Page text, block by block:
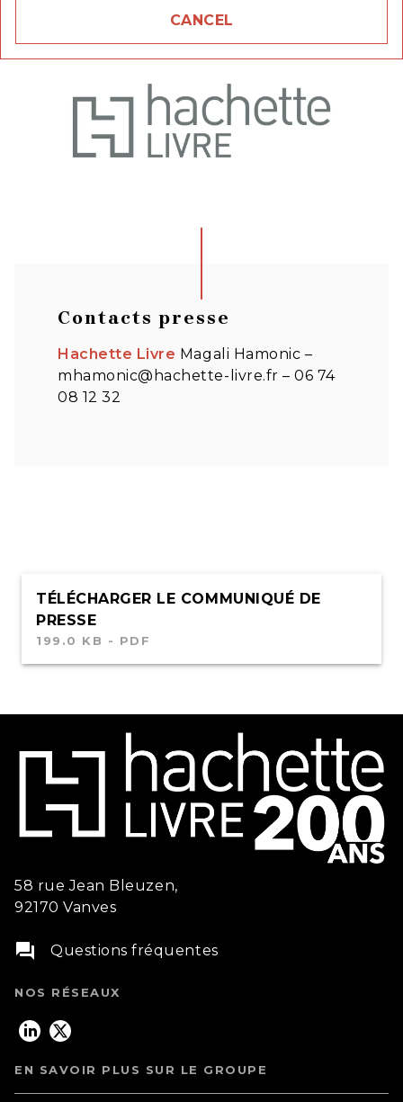
CANCEL
Contacts presse
Hachette Livre Magali Hamonic –
mhamonic@hachette-livre.fr – 06 74
08 12 32
TÉLÉCHARGER LE COMMUNIQUÉ DE
PRESSE
199.0 KB - PDF
58 rue Jean Bleuzen,
92170 Vanves
question_answer Questions fréquentes
NOS RÉSEAUX
EN SAVOIR PLUS SUR LE GROUPE